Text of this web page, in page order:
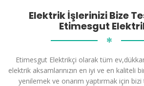
Elektrik İşlerinizi Bize
Etimesgut
✻
Etimesgut Elektrikçi olarak tüm
elektrik aksamlarınızın en iyi ve en kaliteli
yenilemek ve onarım yaptırmak için